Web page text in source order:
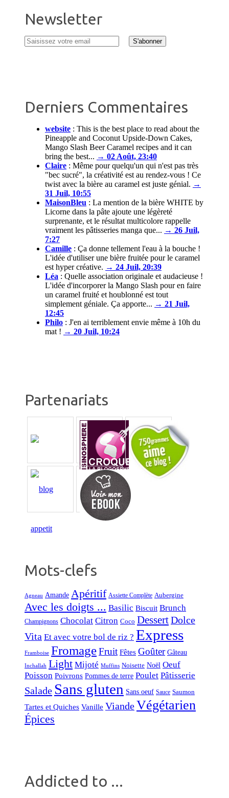
Newsletter
Derniers Commentaires
website : This is the best place to read about the
Pineapple and Coconut Upside-Down Cakes,
Mango Slash Beer Caramel recipes and it can
bring the best... → 02 Août, 23:40
Claire : Même pour quelqu'un qui n'est pas très
"bec sucré", la créativité est au rendez-vous ! Ce
twist avec la bière au caramel est juste génial. →
31 Juil, 10:55
MaisonBleu : La mention de la bière WHITE by
Licorne dans la pâte ajoute une légèreté
surprenante, et le résultat multicolore rappelle
vraiment les pâtisseries manga que... → 26 Juil,
7:27
Camille : Ça donne tellement l'eau à la bouche !
L'idée d'utiliser une bière fruitée pour le caramel
est hyper créative. → 24 Juil, 20:39
Léa : Quelle association originale et audacieuse !
L'idée d'incorporer la Mango Slash pour en faire
un caramel fruité et houblonné est tout
simplement géniale. Ça apporte... → 21 Juil,
12:45
Philo : J'en ai terriblement envie même à 10h du
mat ! → 20 Juil, 10:24
Partenariats
Mots-clefs
Agneau Amande Apéritif Assiette Complète Aubergine
Avec les doigts ... Basilic Biscuit Brunch
Champignons Chocolat Citron Coco DessertDolce
Vita Et avec votre bol de riz ? Express
Framboise FromageFruit Fêtes Goûter Gâteau
Inchallah Light Mijoté Muffins Noisette Noël Oeuf
Poisson Poivrons Pommes de terre Poulet Pâtisserie
Salade Sans gluten Sans oeuf Sauce Saumon
Tartes et Quiches Vanille ViandeVégétarien
Épices
Addicted to ...